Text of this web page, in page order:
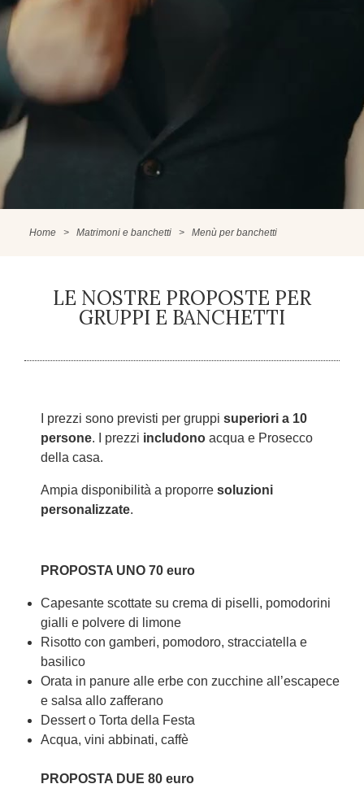
Home > Matrimoni e banchetti > Menù per banchetti
LE NOSTRE PROPOSTE PER
GRUPPI E BANCHETTI
I prezzi sono previsti per gruppi superiori a 10
persone. I prezzi includono acqua e Prosecco
della casa.
Ampia disponibilità a proporre soluzioni
personalizzate.
PROPOSTA UNO 70 euro
Capesante scottate su crema di piselli, pomodorini
gialli e polvere di limone
Risotto con gamberi, pomodoro, stracciatella e
basilico
Orata in panure alle erbe con zucchine all’escapece
e salsa allo zafferano
Dessert o Torta della Festa
Acqua, vini abbinati, caffè
PROPOSTA DUE 80 euro